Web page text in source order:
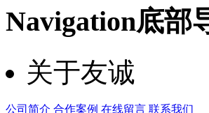
Navigation底部
关于友诚
公司简介 合作案例 在线留言 联系我们